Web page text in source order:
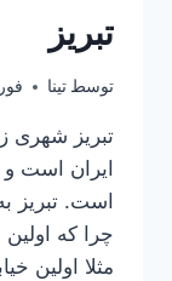
تبریز
توسط تینا فوریه
تبریز شهری
ایران است و
است. تبریز
چرا که
مثلا اولین